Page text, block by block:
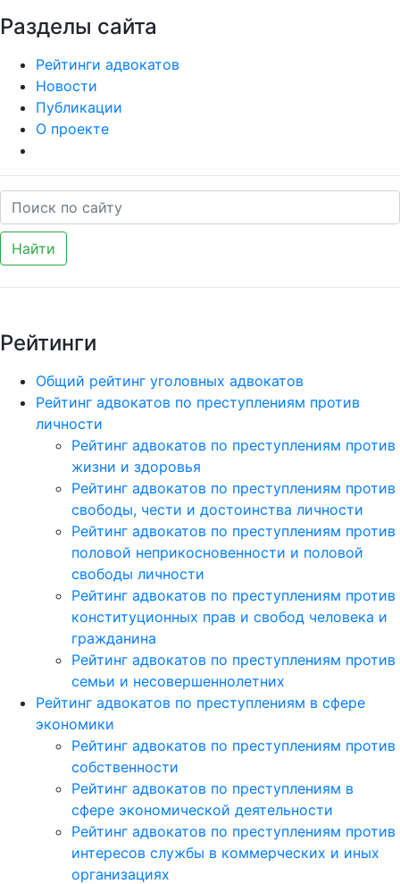
Разделы сайта
Рейтинги адвокатов
Новости
Публикации
О проекте
Найти
Рейтинги
Общий рейтинг уголовных адвокатов
Рейтинг адвокатов по преступлениям против
личности
Рейтинг адвокатов по преступлениям против
жизни и здоровья
Рейтинг адвокатов по преступлениям против
свободы, чести и достоинства личности
Рейтинг адвокатов по преступлениям против
половой неприкосновенности и половой
свободы личности
Рейтинг адвокатов по преступлениям против
конституционных прав и свобод человека и
гражданина
Рейтинг адвокатов по преступлениям против
семьи и несовершеннолетних
Рейтинг адвокатов по преступлениям в сфере
экономики
Рейтинг адвокатов по преступлениям против
собственности
Рейтинг адвокатов по преступлениям в
сфере экономической деятельности
Рейтинг адвокатов по преступлениям против
интересов службы в коммерческих и иных
организациях